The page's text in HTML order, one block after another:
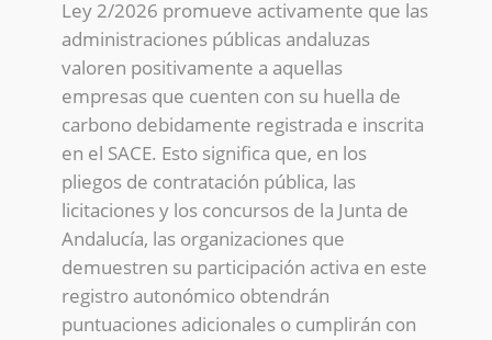
Ley 2/2026 promueve activamente que las
administraciones públicas andaluzas
valoren positivamente a aquellas
empresas que cuenten con su huella de
carbono debidamente registrada e inscrita
en el SACE. Esto significa que, en los
pliegos de contratación pública, las
licitaciones y los concursos de la Junta de
Andalucía, las organizaciones que
demuestren su participación activa en este
registro autonómico obtendrán
puntuaciones adicionales o cumplirán con